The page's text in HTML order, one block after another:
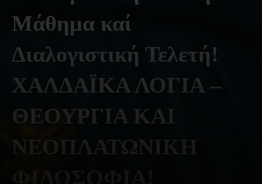
Μάθημα καί
Διαλογιστική Τελετή!
ΧΑΛΔΑΪΚΑ ΛΟΓΙΑ –
ΘΕΟΥΡΓΙΑ ΚΑΙ
ΝΕΟΠΛΑΤΩΝΙΚΗ